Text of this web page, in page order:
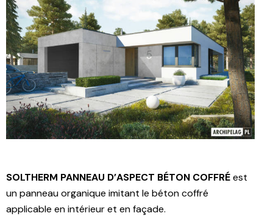
SOLTHERM PANNEAU D’ASPECT BÉTON COFFRÉest
un panneau organique imitant le béton coffré
applicable en intérieur et en façade.